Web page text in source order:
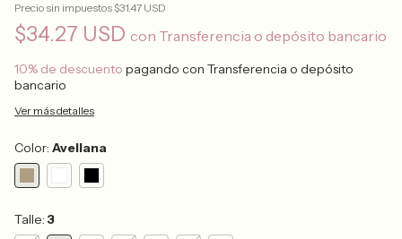
Precio sin impuestos $31.47 USD
$34.27 USD con Transferencia o depósito bancario
10% de descuento pagando con Transferencia o depósito
bancario
Ver más detalles
Color: Avellana
Talle: 3